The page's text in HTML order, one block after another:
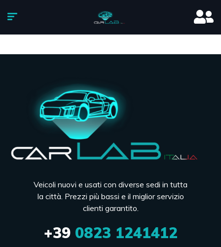
Veicoli nuovi e usati con diverse sedi in tutta
la città. Prezzi più bassi e il miglior servizio
clienti garantito.
+390823 1241412